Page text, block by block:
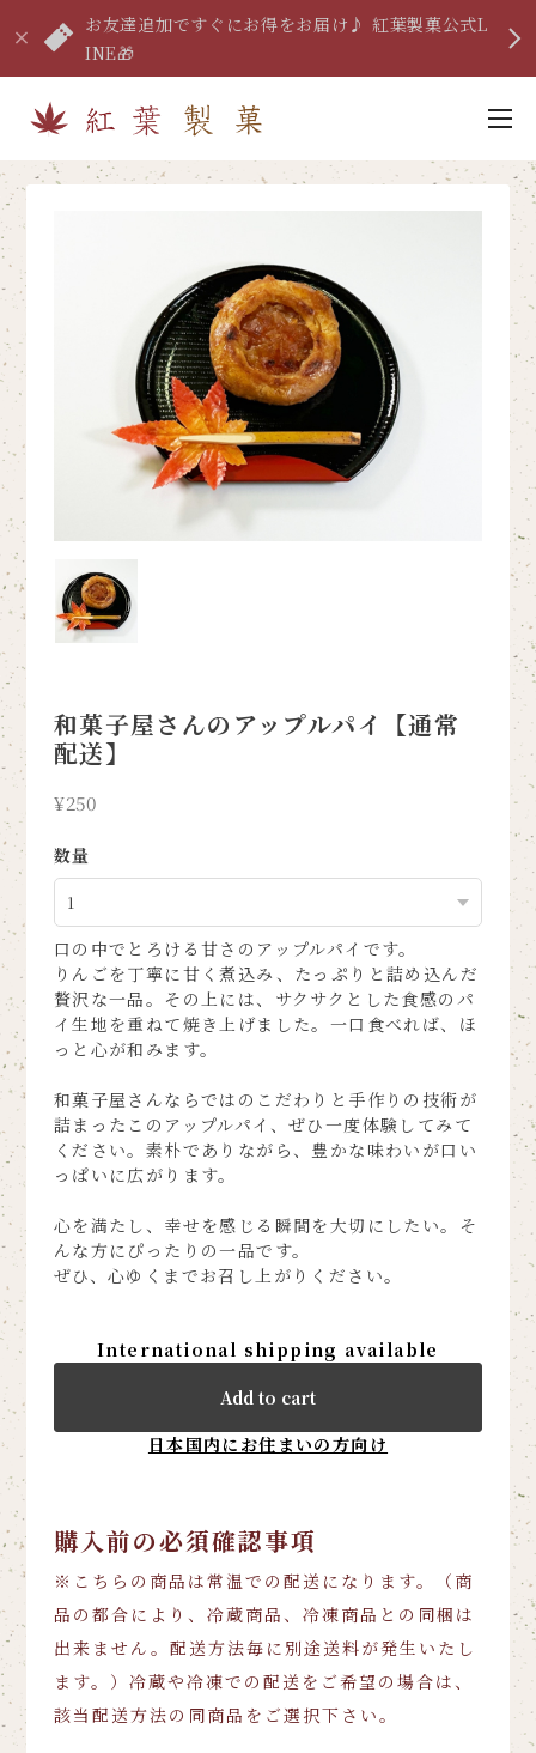
お友達追加ですぐにお得をお届け♪ 紅葉製菓公式L
INE🎁
和菓子屋さんのアップルパイ【通常
配送】
¥250
数量
口の中でとろける甘さのアップルパイです。
りんごを丁寧に甘く煮込み、たっぷりと詰め込んだ
贅沢な一品。その上には、サクサクとした食感のパ
イ生地を重ねて焼き上げました。一口食べれば、ほ
っと心が和みます。
和菓子屋さんならではのこだわりと手作りの技術が
詰まったこのアップルパイ、ぜひ一度体験してみて
ください。素朴でありながら、豊かな味わいが口い
っぱいに広がります。
心を満たし、幸せを感じる瞬間を大切にしたい。そ
んな方にぴったりの一品です。
ぜひ、心ゆくまでお召し上がりください。
International shipping available
Add to cart
日本国内にお住まいの方向け
購入前の必須確認事項
※こちらの商品は常温での配送になります。（商
品の都合により、冷蔵商品、冷凍商品との同梱は
出来ません。配送方法毎に別途送料が発生いたし
ます。）冷蔵や冷凍での配送をご希望の場合は、
該当配送方法の同商品をご選択下さい。